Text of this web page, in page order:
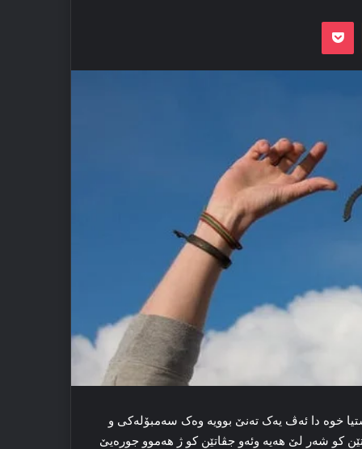
Odnoklassniki
Pocket
خوه‌ دا ئه‌ڤ یه‌ک ته‌نێ بوویه‌ وه‌ک سه‌مبۆله‌کی و
کو شه‌ر لێ هه‌یە وئەو جڤاتێن کو ژ هه‌موو جوره‌یێ